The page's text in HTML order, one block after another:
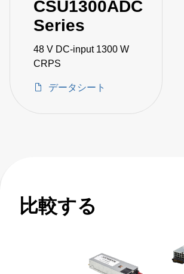
CSU1300ADC
Series
48 V DC-input 1300 W
CRPS
データシート
比較する